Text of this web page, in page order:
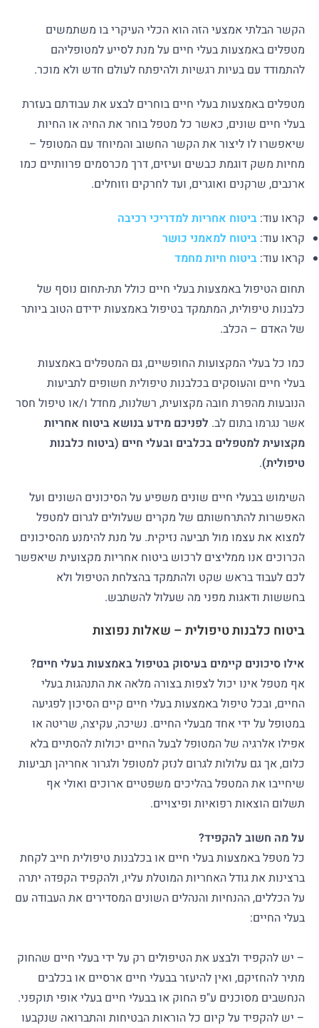
הקשר הבלתי אמצעי הזה הוא הכלי העיקרי בו משתמשים
מטפלים באמצעות בעלי חיים על מנת לסייע למטופליהם
להתמודד עם בעיות רגשיות ולהיפתח לעולם חדש ולא מוכר.
מטפלים באמצעות בעלי חיים בוחרים לבצע את עבודתם בעזרת
בעלי חיים שונים, כאשר כל מטפל בוחר את החיה או החיות
שיאפשרו לו ליצור את הקשר החשוב והמיוחד עם המטופל –
מחיות משק דוגמת כבשים ועיזים, דרך מכרסמים פרוותיים כמו
ארנבים, שרקנים ואוגרים, ועד לחרקים וזוחלים.
קראו עוד: ביטוח אחריות למדריכי רכיבה
קראו עוד: ביטוח למאמני כושר
קראו עוד: ביטוח חיות מחמד
תחום הטיפול באמצעות בעלי חיים כולל תת-תחום נוסף של
כלבנות טיפולית, המתמקד בטיפול באמצעות ידידם הטוב ביותר
של האדם – הכלב.
כמו כל בעלי המקצועות החופשיים, גם המטפלים באמצעות
בעלי חיים והעוסקים בכלבנות טיפולית חשופים לתביעות
הנובעות מהפרת חובה מקצועית, רשלנות, מחדל ו/או טיפול חסר
אשר נגרמו בתום לב. לפניכם מידע בנושא ביטוח אחריות
מקצועית למטפלים בכלבים ובעלי חיים (ביטוח כלבנות
טיפולית).
השימוש בבעלי חיים שונים משפיע על הסיכונים השונים ועל
האפשרות להתרחשותם של מקרים שעלולים לגרום למטפל
למצוא את עצמו מול תביעה נזיקית. על מנת להימנע מהסיכונים
הכרוכים אנו ממליצים לרכוש ביטוח אחריות מקצועית שיאפשר
לכם לעבוד בראש שקט ולהתמקד בהצלחת הטיפול ולא
בחששות ודאגות מפני מה שעלול להשתבש.
ביטוח כלבנות טיפולית – שאלות נפוצות
אילו סיכונים קיימים בעיסוק בטיפול באמצעות בעלי חיים?
אף מטפל אינו יכול לצפות בצורה מלאה את התנהגות בעלי
החיים, ובכל טיפול באמצעות בעלי חיים קיים הסיכון לפגיעה
במטופל על ידי אחד מבעלי החיים. נשיכה, עקיצה, שריטה או
אפילו אלרגיה של המטופל לבעל החיים יכולות להסתיים בלא
כלום, אך גם עלולות לגרום לנזק למטופל ולגרור אחריהן תביעות
שיחייבו את המטפל בהליכים משפטיים ארוכים ואולי אף
תשלום הוצאות רפואיות ופיצויים.
על מה חשוב להקפיד?
כל מטפל באמצעות בעלי חיים או בכלבנות טיפולית חייב לקחת
ברצינות את גודל האחריות המוטלת עליו, ולהקפיד הקפדה יתרה
על הכללים, ההנחיות והנהלים השונים המסדירים את העבודה עם
בעלי החיים:
– יש להקפיד ולבצע את הטיפולים רק על ידי בעלי חיים שהחוק
מתיר להחזיקם, ואין להיעזר בבעלי חיים ארסיים או בכלבים
הנחשבים מסוכנים ע"פ החוק או בבעלי חיים בעלי אופי תוקפני.
– יש להקפיד על קיום כל הוראות הבטיחות והתברואה שנקבעו